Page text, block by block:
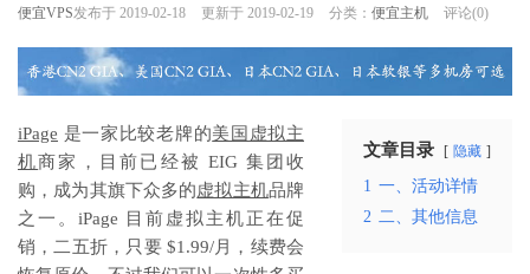
便宜VPS发布于 2019-02-18 更新于 2019-02-19 分类： 便宜主机 评论(0)
文章目录 隐藏
1 一、活动详情
2 二、其他信息
iPage 是一家比较老牌的美国虚拟主
机商家，目前已经被 EIG 集团收
购，成为其旗下众多的虚拟主机品牌
之一。iPage 目前虚拟主机正在促
销，二五折，只要 $1.99/月，续费会